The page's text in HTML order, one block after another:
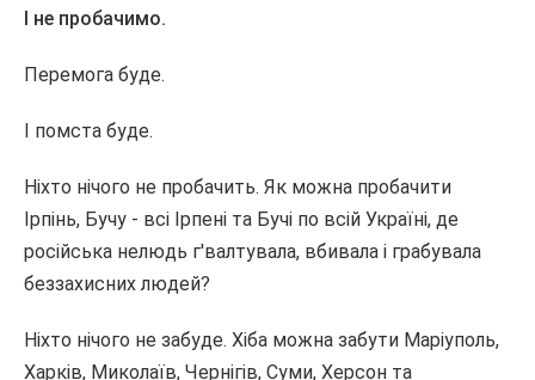
І не пробачимо.
Перемога буде.
І помста буде.
Ніхто нічого не пробачить. Як можна пробачити
Ірпінь, Бучу - всі Ірпені та Бучі по всій Україні, де
російська нелюдь г'валтувала, вбивала і грабувала
беззахисних людей?
Ніхто нічого не забуде. Хіба можна забути Маріуполь,
Харків, Миколаїв, Чернігів, Суми, Херсон та